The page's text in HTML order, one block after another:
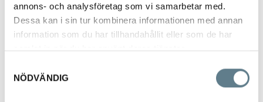
annons- och analysföretag som vi samarbetar med.
Dessa kan i sin tur kombinera informationen med annan
information som du har tillhandahållit eller som de har
samlat in när du har använt deras tjänster.
NÖDVÄNDIG
Beskrivning
Lock till vaddburkar tillverkade av rostfritt stål 18/10